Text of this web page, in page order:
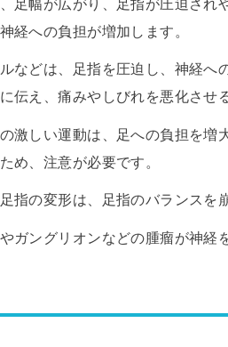
足幅が広がり、足指が圧迫さ
経への負担が増加します。
などは、足指を圧迫し、神経
伝え、痛みやしびれを悪化させ
激しい運動は、足への負担を
め、注意が必要です。
指の変形は、足指のバランスを
ガングリオンなどの腫瘤が神